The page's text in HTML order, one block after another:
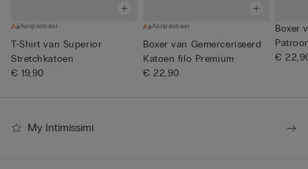
Aanpasbaar
T-Shirt van Superior
Stretchkatoen
€ 19,90
Aanpasbaar
Boxer van Gemerceriseerd
Katoen filo Premium
€ 22,90
Boxer
€
My Intimissimi